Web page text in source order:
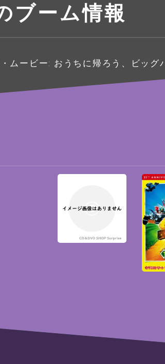
ブーム情報
ムービー: おうちに帰ろう、ビッ